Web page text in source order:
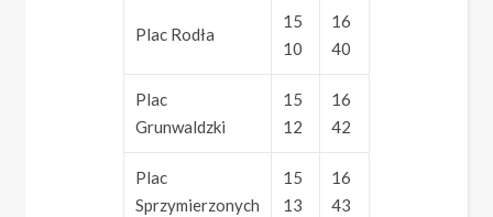
Plac Rodła
15
10
16
40
Plac
Grunwaldzki
15
12
16
42
Plac
Sprzymierzonych
15
13
16
43